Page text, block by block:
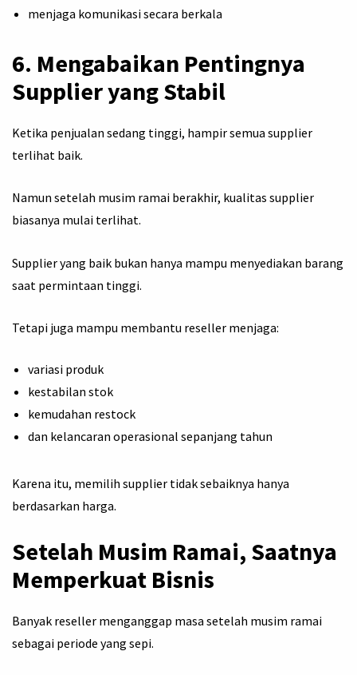
menjaga komunikasi secara berkala
6. Mengabaikan Pentingnya
Supplier yang Stabil
Ketika penjualan sedang tinggi, hampir semua supplier
terlihat baik.
Namun setelah musim ramai berakhir, kualitas supplier
biasanya mulai terlihat.
Supplier yang baik bukan hanya mampu menyediakan barang
saat permintaan tinggi.
Tetapi juga mampu membantu reseller menjaga:
variasi produk
kestabilan stok
kemudahan restock
dan kelancaran operasional sepanjang tahun
Karena itu, memilih supplier tidak sebaiknya hanya
berdasarkan harga.
Setelah Musim Ramai, Saatnya
Memperkuat Bisnis
Banyak reseller menganggap masa setelah musim ramai
sebagai periode yang sepi.